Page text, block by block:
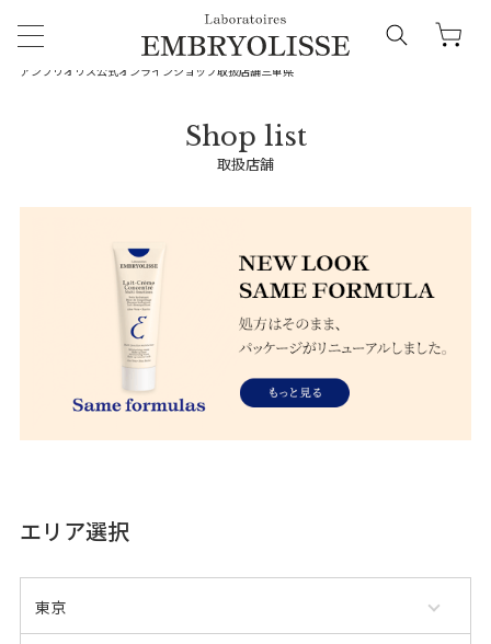
アンブリオリス公式オンラインショップ取扱店舗三重県
取扱店舗
エリア選択
東京